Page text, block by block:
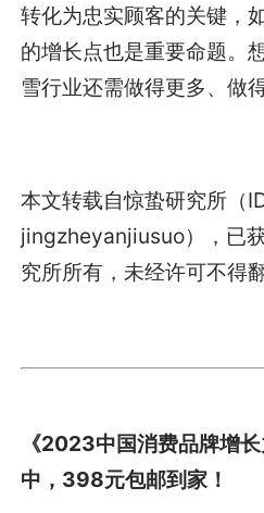
转化为忠实顾客的关键，
的增长点也是重要命题。
雪行业还需做得更多、做
本文转载自惊蛰研究所（
jingzheyanjiusuo），已
究所所有，未经许可不得
《2023中国消费品牌增
中，398元包邮到家！